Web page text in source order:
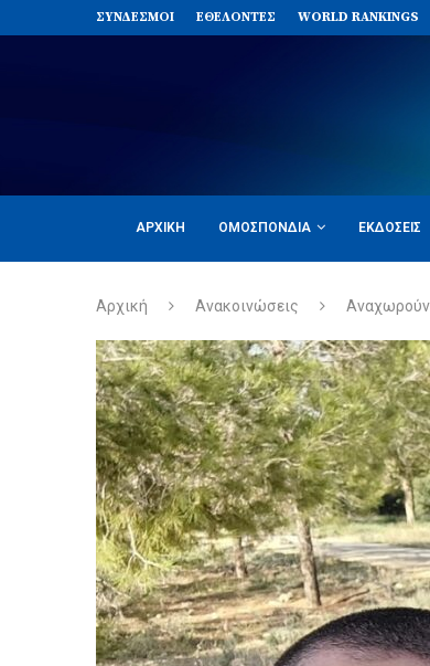
ΣΥΝΔΈΣΜΟΙ ΕΘΕΛΟΝΤΈΣ WORLD RANKINGS
ΑΡΧΙΚΉ ΟΜΟΣΠΟΝΔΊΑ ΕΚΔΌΣΕΙΣ
Αρχική Ανακοινώσεις Αναχωρούν